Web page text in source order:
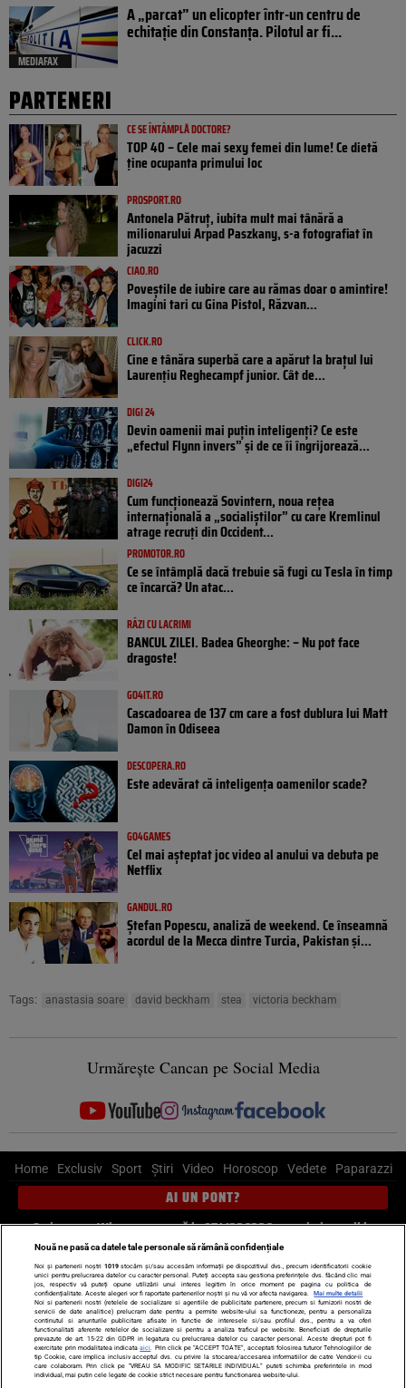
MEDIAFAX
A „parcat” un elicopter într-un centru de
echitație din Constanța. Pilotul ar fi...
PARTENERI
CE SE ÎNTÂMPLĂ DOCTORE?
TOP 40 – Cele mai sexy femei din lume! Ce dietă
ține ocupanta primului loc
PROSPORT.RO
Antonela Pătruț, iubita mult mai tânără a
milionarului Arpad Paszkany, s-a fotografiat în
jacuzzi
CIAO.RO
Poveştile de iubire care au rămas doar o amintire!
Imagini tari cu Gina Pistol, Răzvan...
CLICK.RO
Cine e tânăra superbă care a apărut la brațul lui
Laurențiu Reghecampf junior. Cât de...
DIGI 24
Devin oamenii mai puțin inteligenți? Ce este
„efectul Flynn invers” și de ce îi îngrijorează...
DIGI24
Cum funcționează Sovintern, noua rețea
internațională a „socialiștilor” cu care Kremlinul
atrage recruți din Occident...
PROMOTOR.RO
Ce se întâmplă dacă trebuie să fugi cu Tesla în timp
ce încarcă? Un atac...
RÂZI CU LACRIMI
BANCUL ZILEI. Badea Gheorghe: – Nu pot face
dragoste!
GO4IT.RO
Cascadoarea de 137 cm care a fost dublura lui Matt
Damon în Odiseea
DESCOPERA.RO
Este adevărat că inteligența oamenilor scade?
GO4GAMES
Cel mai așteptat joc video al anului va debuta pe
Netflix
GANDUL.RO
Ștefan Popescu, analiză de weekend. Ce înseamnă
acordul de la Mecca dintre Turcia, Pakistan şi...
Tags: anastasia soare david beckham stea victoria beckham
Urmărește Cancan pe Social Media
Home Exclusiv Sport Știri Video Horoscop Vedete Paparazzi
AI UN PONT?
Scrie-ne pe Whatsapp, sună la 0741226226 sau trimite mail la
pont@cancan.ro
Știri interne Știri externe
Politică
Ultimele stiri
Diete Insula Iubirii Dictionar de vise
LIFE STYLE
Horoscop
Echipa editorială
Termeni si condiții
Politica de confidențialitate
Nouă ne pasă ca datele tale personale să rămână confidențiale
Noi și partenerii noștri 1019stocăm și/sau accesăm informații pe dispozitivul dvs., precum identificatorii cookie
unici pentru prelucrarea datelor cu caracter personal. Puteți accepta sau gestiona preferințele dvs. făcând clic mai
jos, respectiv vă puteți opune utilizării unui interes legitim în orice moment pe pagina cu politica de
confidențialitate. Aceste alegeri vor fi raportate partenerilor noștri și nu vă vor afecta navigarea.
Mai multe detalii
Noi si partenerii nostri (retelele de socializare si agentiile de publicitate partenere, precum si furnizorii nostri de
servicii de date analitice) prelucram date pentru a permite website-ului sa functioneze, pentru a personaliza
continutul si anunturile publicitare afisate in functie de interesele si/sau profilul dvs., pentru a va oferi
functionalitati aferente retelelor de socializare si pentru a analiza traficul pe website. Beneficiati de drepturile
prevazute de art. 15-22 din GDPR in legatura cu prelucrarea datelor cu caracter personal. Aceste drepturi pot fi
exercitate prin modalitatea indicataaici . Prin click pe “ACCEPT TOATE”, acceptati folosirea tuturor Tehnologiilor de
tip Cookie, care implica inclusiv acceptul dvs. cu privire la stocarea/accesarea informatiilor de catre Vendor-ii cu
care colaboram. Prin click pe “VREAU SA MODIFIC SETARILE INDIVIDUAL” puteti schimba preferintele in mod
individual, mai putin cele legate de cookie strict necesare pentru functionarea website-ului.